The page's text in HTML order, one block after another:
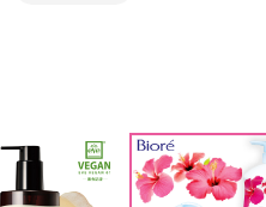
款」的支付方式。 讓您購物簡單
需儲值。
可結帳。
款。